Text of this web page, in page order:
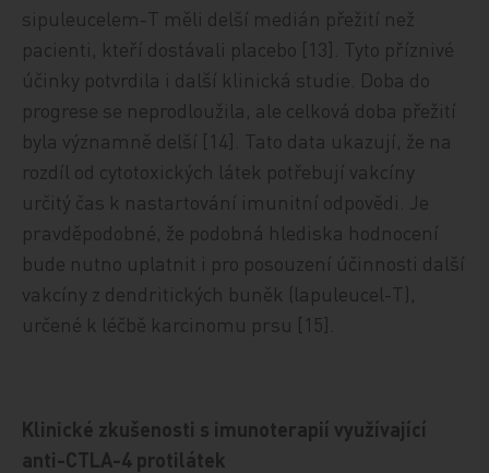
sipuleucelem-T měli delší medián přežití než
pacienti, kteří dostávali placebo [13]. Tyto příznivé
účinky potvrdila i další klinická studie. Doba do
progrese se neprodloužila, ale celková doba přežití
byla významně delší [14]. Tato data ukazují, že na
rozdíl od cytotoxických látek potřebují vakcíny
určitý čas k nastartování imunitní odpovědi. Je
pravděpodobné, že podobná hlediska hodnocení
bude nutno uplatnit i pro posouzení účinnosti další
vakcíny z dendritických buněk (lapuleucel-T),
určené k léčbě karcinomu prsu [15].
Klinické zkušenosti s imunoterapií využívající
anti-CTLA-4 protilátek